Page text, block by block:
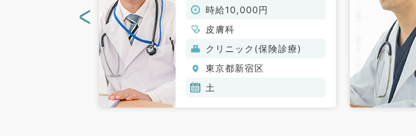
時給10,000円
皮膚科
クリニック(保険診療)
東京都新宿区
土
<